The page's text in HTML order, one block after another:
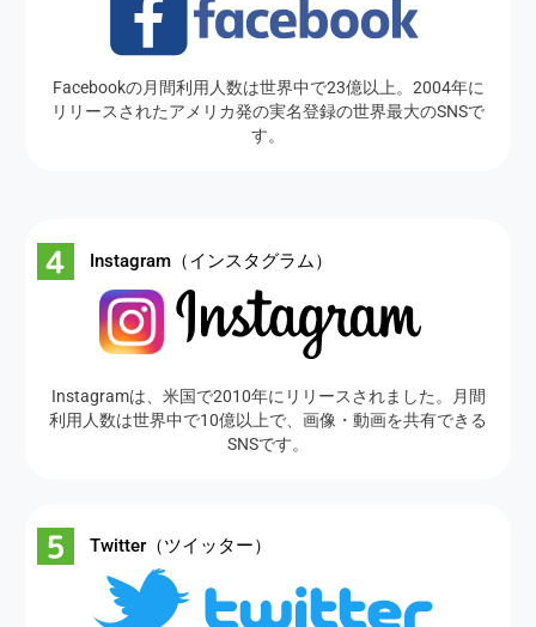
Facebookの月間利用人数は世界中で23億以上。2004年に
リリースされたアメリカ発の実名登録の世界最大のSNSで
す。
Instagram（インスタグラム）
Instagramは、米国で2010年にリリースされました。月間
利用人数は世界中で10億以上で、画像・動画を共有できる
SNSです。
Twitter（ツイッター）